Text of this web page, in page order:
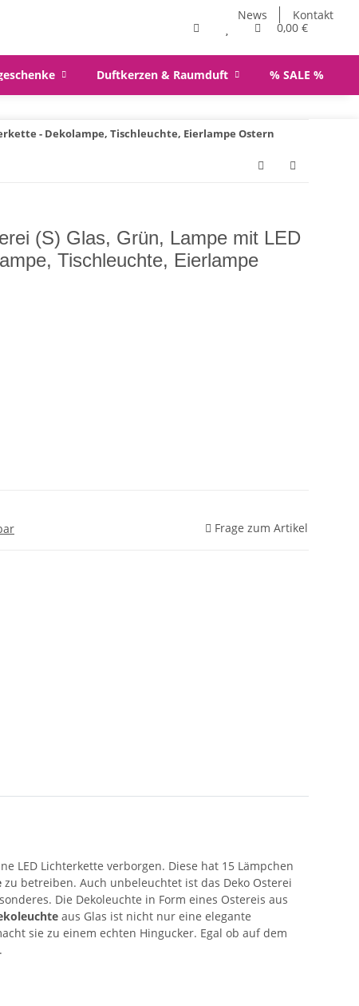
News
Kontakt
0,00 €
Duftkerzen & Raumduft % SALE %
- Dekolampe, Tischleuchte, Eierlampe Ostern
(S) Glas, Grün, Lampe mit LED
Tischleuchte, Eierlampe
Frage zum Artikel
LED Lichterkette verborgen. Diese hat 15 Lämpchen
zu betreiben. Auch unbeleuchtet ist das Deko Osterei
Die Dekoleuchte in Form eines Ostereis aus
aus Glas ist nicht nur eine elegante
sie zu einem echten Hingucker. Egal ob auf dem